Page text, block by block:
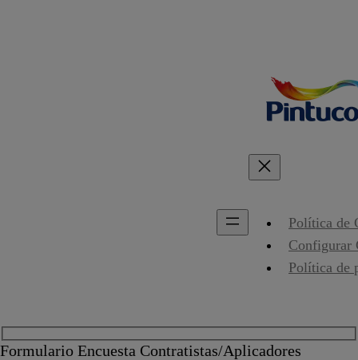
Política de
Configurar
Política de
Formulario Encuesta Contratistas/Aplicadores